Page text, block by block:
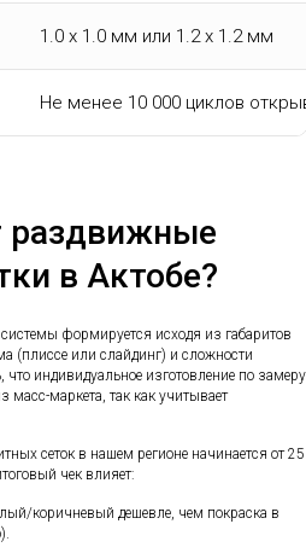
1.0 х 1.0 мм или 1.2 х 1.2 мм
Не менее 10 000 циклов
раздвижные
в Актобе?
формируется исходя из габаритов
(плиссе или слайдинг) и сложности
индивидуальное изготовление по замеру
масс-маркета, так как учитывает
сеток в нашем регионе начинается от 25
чек влияет:
коричневый дешевле, чем покраска в